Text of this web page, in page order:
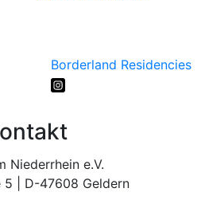
Borderland Residencies
Niederrhein e.V.
5 | D-47608 Geldern